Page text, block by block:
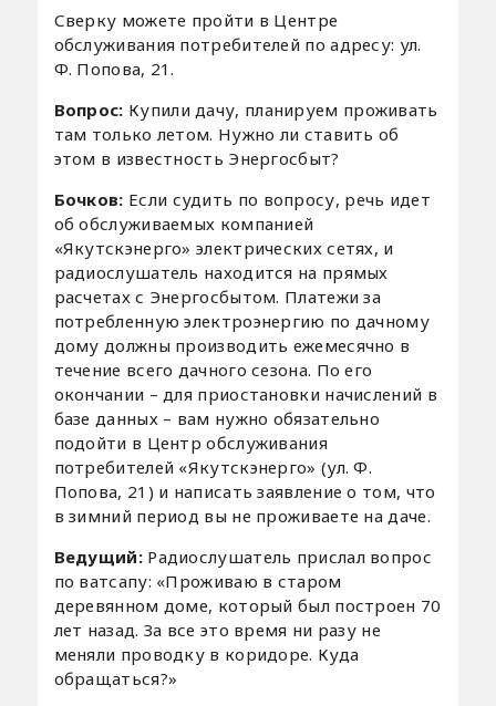
Сверку можете пройти в Центре
обслуживания потребителей по адресу: ул.
Ф. Попова, 21.
Вопрос: Купили дачу, планируем проживать
там только летом. Нужно ли ставить об
этом в известность Энергосбыт?
Бочков: Если судить по вопросу, речь идет
об обслуживаемых компанией
«Якутскэнерго» электрических сетях, и
радиослушатель находится на прямых
расчетах с Энергосбытом. Платежи за
потребленную электроэнергию по дачному
дому должны производить ежемесячно в
течение всего дачного сезона. По его
окончании – для приостановки начислений в
базе данных – вам нужно обязательно
подойти в Центр обслуживания
потребителей «Якутскэнерго» (ул. Ф.
Попова, 21) и написать заявление о том, что
в зимний период вы не проживаете на даче.
Ведущий: Радиослушатель прислал вопрос
по ватсапу: «Проживаю в старом
деревянном доме, который был построен 70
лет назад. За все это время ни разу не
меняли проводку в коридоре. Куда
обращаться?»